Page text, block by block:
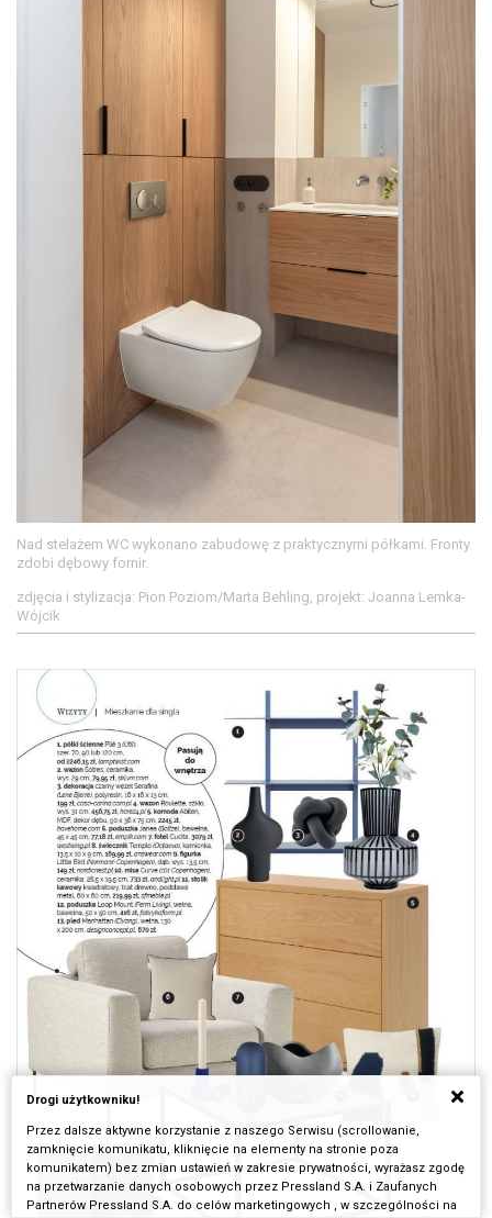
Nad stelażem WC wykonano zabudowę z praktycznymi półkami. Fronty
zdobi dębowy fornir.
zdjęcia i stylizacja: Pion Poziom/Marta Behling, projekt: Joanna Lemka-
Wójcik
Drogi użytkowniku!
Przez dalsze aktywne korzystanie z naszego Serwisu (scrollowanie,
zamknięcie komunikatu, kliknięcie na elementy na stronie poza
komunikatem) bez zmian ustawień w zakresie prywatności, wyrażasz zgodę
na przetwarzanie danych osobowych przez Pressland S.A. i Zaufanych
Partnerów Pressland S.A. do celów marketingowych , w szczególności na